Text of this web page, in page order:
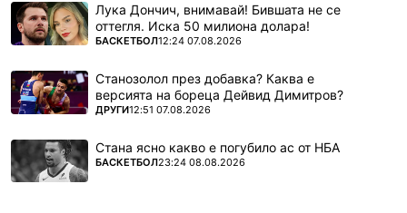
Лука Дончич, внимавай! Бившата не се
оттегля. Иска 50 милиона долара!
ПОВЕЧЕ ОТ
БАСКЕТБОЛ12:24 07.08.2026
Станозолол през добавка? Каква е
версията на бореца Дейвид Димитров?
ПОВЕЧЕ ОТ
ДРУГИ12:51 07.08.2026
Стана ясно какво е погубило ас от НБА
ПОВЕЧЕ ОТ
БАСКЕТБОЛ23:24 08.08.2026